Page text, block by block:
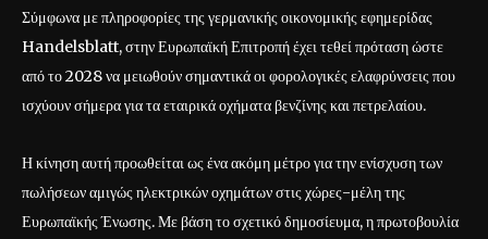
Σύμφωνα με πληροφορίες της γερμανικής οικονομικής εφημερίδας
Handelsblatt, στην Ευρωπαϊκή Επιτροπή έχει τεθεί πρόταση ώστε
από το 2028 να μειωθούν σημαντικά οι φορολογικές ελαφρύνσεις που
ισχύουν σήμερα για τα εταιρικά οχήματα βενζίνης και πετρελαίου.
Η κίνηση αυτή προωθείται ως ένα ακόμη μέτρο για την ενίσχυση των
πωλήσεων αμιγώς ηλεκτρικών οχημάτων στις χώρες-μέλη της
Ευρωπαϊκής Ένωσης. Με βάση το σχετικό δημοσίευμα, η πρωτοβουλία